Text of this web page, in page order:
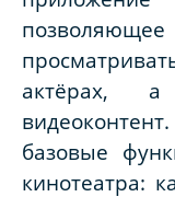
актёрах, а
базовые
кинотеатра: